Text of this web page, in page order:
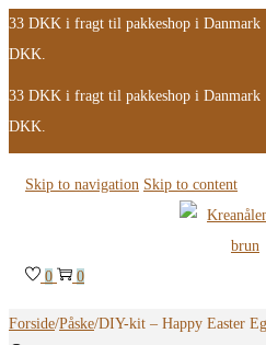
33 DKK i fragt til pakkeshop i
DKK.
33 DKK i fragt til pakkeshop i
DKK.
Skip to navigation Skip to content
0 0
Forside/Påske/DIY-kit – Happy Easter